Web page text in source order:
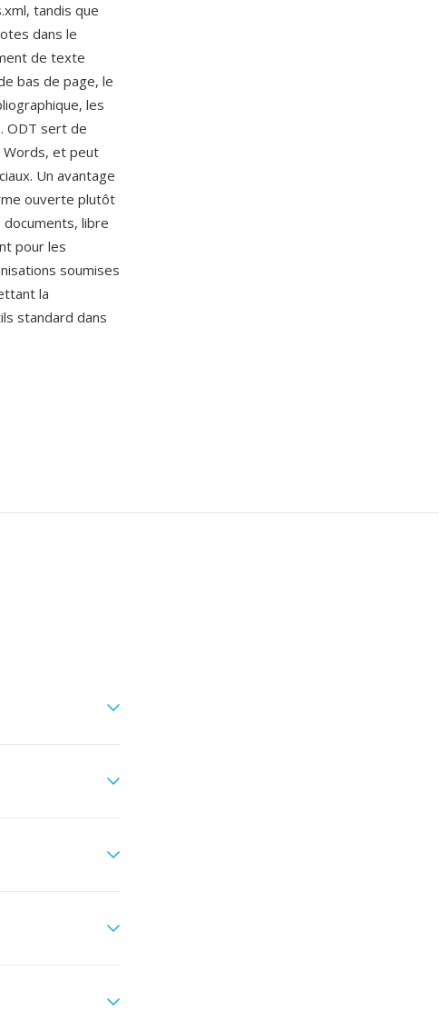
tandis que
dans le
de texte
bas de page, le
les
ODT sert de
Words, et peut
Un avantage
ouverte plutôt
libre
pour les
soumises
la
standard dans